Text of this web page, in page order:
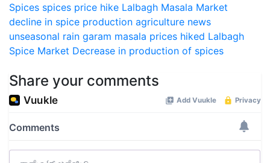
Spices spices price hike Lalbagh Masala Market
decline in spice production agriculture news
unseasonal rain garam masala prices hiked Lalbagh
Spice Market Decrease in production of spices
Share your comments